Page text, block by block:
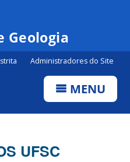
Canais
Geologia
Administradores do Site
MENU
UFSC